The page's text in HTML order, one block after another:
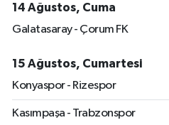
14 Ağustos, Cuma
Galatasaray - Çorum FK
15 Ağustos, Cumartesi
Konyaspor - Rizespor
Kasımpaşa - Trabzonspor